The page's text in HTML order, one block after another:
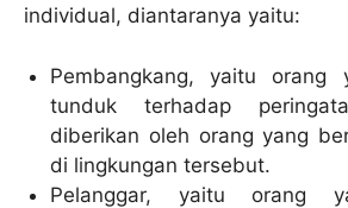
individual, diantaranya yaitu:
Pembangkang, yaitu orang
tunduk terhadap
diberikan oleh orang yang
di lingkungan tersebut.
Pelanggar, yaitu orang